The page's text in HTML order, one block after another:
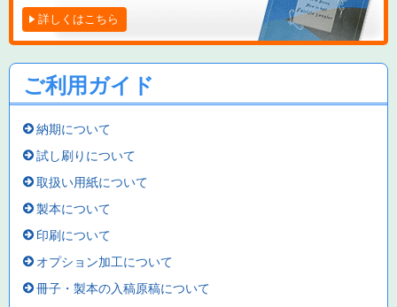
詳しくはこちら
ご利用ガイド
納期について
試し刷りについて
取扱い用紙について
製本について
印刷について
オプション加工について
冊子・製本の入稿原稿について